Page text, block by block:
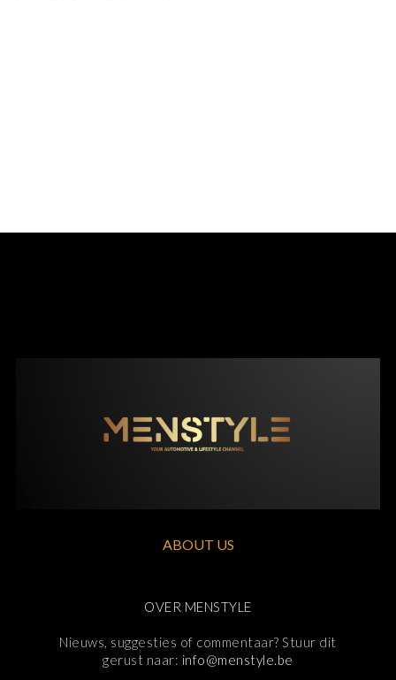
ABOUT US
OVER MENSTYLE
Nieuws, suggesties of commentaar? Stuur dit
gerust naar: info@menstyle.be